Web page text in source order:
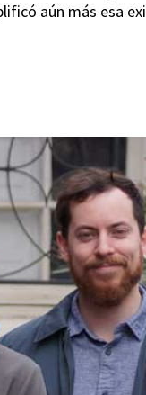
aún más esa